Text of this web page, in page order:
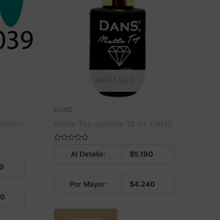
–
AGOTADO
DANS
Matte Top esmalte 10 ml. DANS
Al Detalle: $5.190
Por Mayor: $4.240